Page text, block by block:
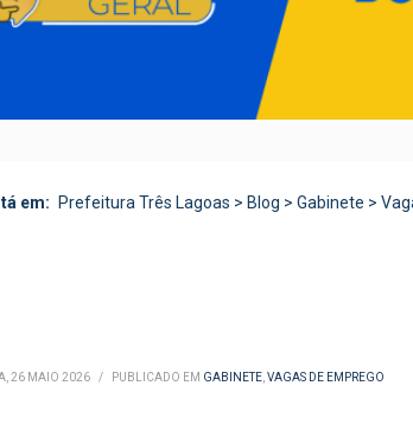
em: Prefeitura Três Lagoas > Blog > Gabinete >
26 MAIO 2026 / PUBLICADO EM GABINETE,VAGAS DE EMPREGO